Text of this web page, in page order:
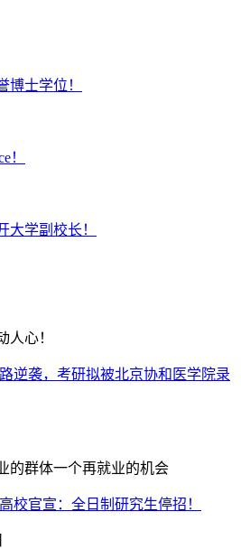
博士学位！
！
大学副校长！
人心！
逆袭，考研拟被北京协和医学院录
的群体一个再就业的机会
校官宣：全日制研究生停招！